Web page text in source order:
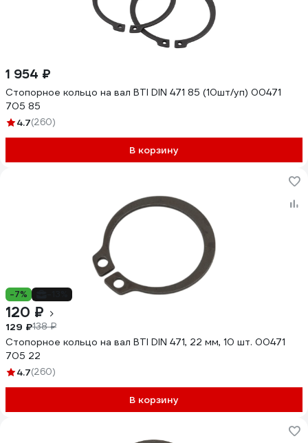
1 954 ₽
Стопорное кольцо на вал BTI DIN 471 85 (10шт/уп) 00471
705 85
4.7(260)
В корзину
-7%
120 ₽
129 ₽138 ₽
Стопорное кольцо на вал BTI DIN 471, 22 мм, 10 шт. 00471
705 22
4.7(260)
В корзину